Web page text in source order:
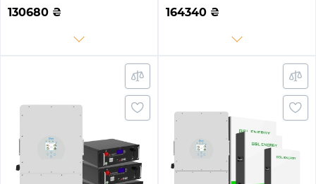
W 8kW 10.24kWh 2BAT
LiFePO4 6500 циклов
130680 ₴
8kW 14.4kWh 3BAT
LiFePO4 6500 циклов
164340 ₴